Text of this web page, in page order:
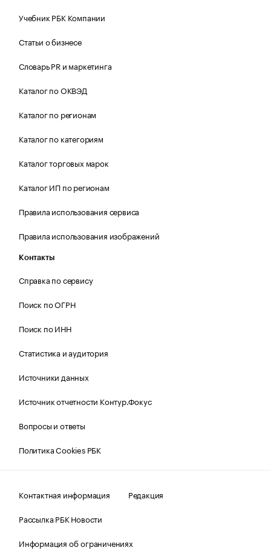
Учебник РБК Компании
Статьи о бизнесе
Словарь PR и маркетинга
Каталог по ОКВЭД
Каталог по регионам
Каталог по категориям
Каталог торговых марок
Каталог ИП по регионам
Правила использования сервиса
Правила использования изображений
Контакты
Справка по сервису
Поиск по ОГРН
Поиск по ИНН
Статистика и аудитория
Источники данных
Источник отчетности Контур.Фокус
Вопросы и ответы
Политика Cookies РБК
Контактная информация
Редакция
Рассылка РБК Новости
Информация об ограничениях